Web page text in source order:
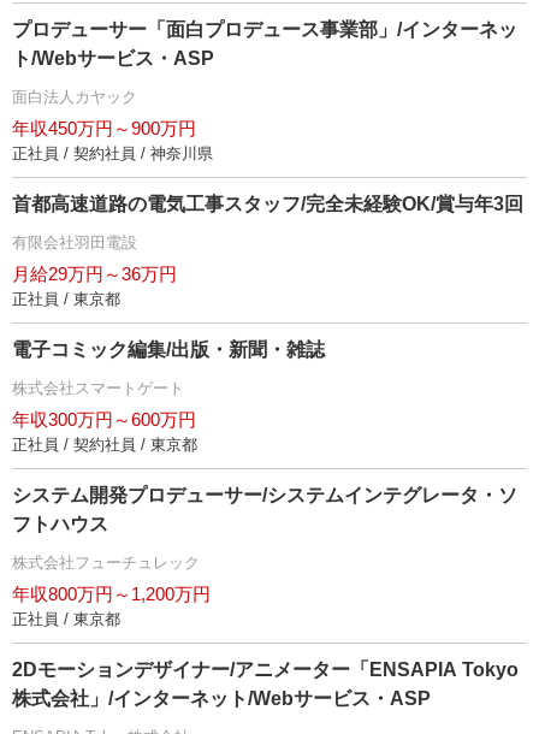
プロデューサー「面白プロデュース事業部」/インターネッ
ト/Webサービス・ASP
面白法人カヤック
年収450万円～900万円
正社員 / 契約社員 / 神奈川県
首都高速道路の電気工事スタッフ/完全未経験OK/賞与年3回
有限会社羽田電設
月給29万円～36万円
正社員 / 東京都
電子コミック編集/出版・新聞・雑誌
株式会社スマートゲート
年収300万円～600万円
正社員 / 契約社員 / 東京都
システム開発プロデューサー/システムインテグレータ・ソ
フトハウス
株式会社フューチュレック
年収800万円～1,200万円
正社員 / 東京都
2Dモーションデザイナー/アニメーター「ENSAPIA Tokyo
株式会社」/インターネット/Webサービス・ASP